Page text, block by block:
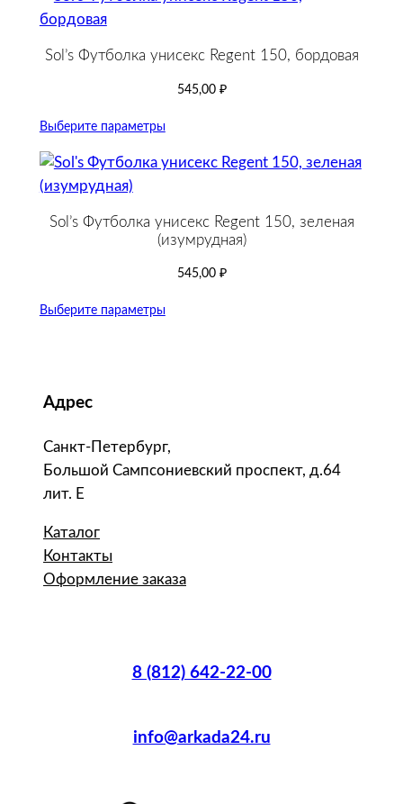
Sol’s Футболка унисекс Regent 150, бордовая
545,00 ₽
Выберите параметры
Sol’s Футболка унисекс Regent 150, зеленая
(изумрудная)
545,00 ₽
Выберите параметры
Адрес
Санкт-Петербург,
Большой Сампсониевский проспект, д.64
лит. Е
Каталог
Контакты
Оформление заказа
8 (812) 642-22-00
info@arkada24.ru